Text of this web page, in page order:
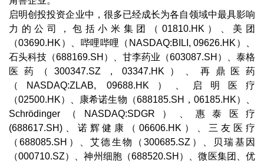
启明创投投资企业中，很多已经成长为各自领域中最具影响
力的公司，包括小米集团（01810.HK）、美团
（03690.HK）、哔哩哔哩（NASDAQ:BILI, 09626.HK）、
石头科技（688169.SH）、甘李药业（603087.SH）、泰格
医药（300347.SZ，03347.HK）、再鼎医药
（NASDAQ:ZLAB, 09688.HK）、启明医疗
（02500.HK）、康希诺生物（688185.SH，06185.HK）、
Schrödinger（NASDAQ:SDGR）、惠泰医疗
(688617.SH)、诺辉健康（06606.HK）、三友医疗
（688085.SH）、艾德生物（300685.SZ）、贝瑞基因
（000710.SZ）、神州细胞（688520.SH）、微医集团、优